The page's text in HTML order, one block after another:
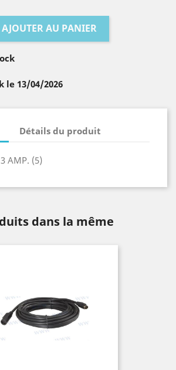
AJOUTER AU PANIER
le 13/04/2026
Détails du produit
AMP. (5)
dans la même